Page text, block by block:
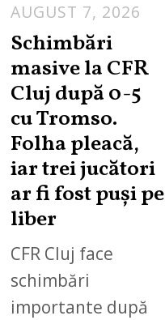
AUGUST 7, 2026
Schimbări
masive la CFR
Cluj după 0-5
cu Tromso.
Folha pleacă,
iar trei jucători
ar fi fost puși pe
liber
CFR Cluj face
schimbări
importante după